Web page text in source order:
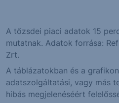
A tőzsdei piaci adatok 15
mutatnak. Adatok forrása:
Zrt.
A táblázatokban és a
adatszolgáltatási, vagy más
hibás megjelenéséért